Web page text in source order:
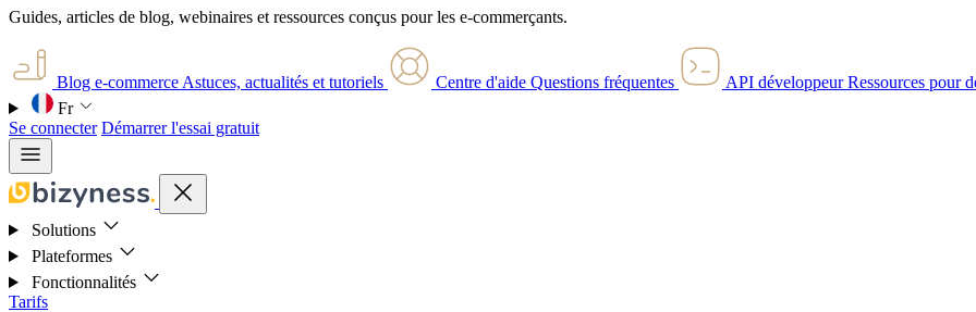
Guides, articles de blog, webinaires et ressources conçus pour les e-commerçants.
Blog e-commerce Astuces, actualités et tutoriels Centre d'aide Questions fréquentes API développeurRessources pour
Fr
Se connecter Démarrer l'essai gratuit
Solutions
Plateformes
Fonctionnalités
Tarifs